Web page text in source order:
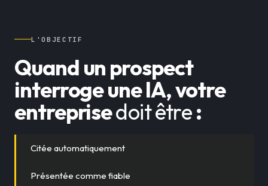
L'OBJECTIF
Quand un prospect
interroge une IA, votre
entreprisedoit être:
Citée automatiquement
Présentée comme fiable